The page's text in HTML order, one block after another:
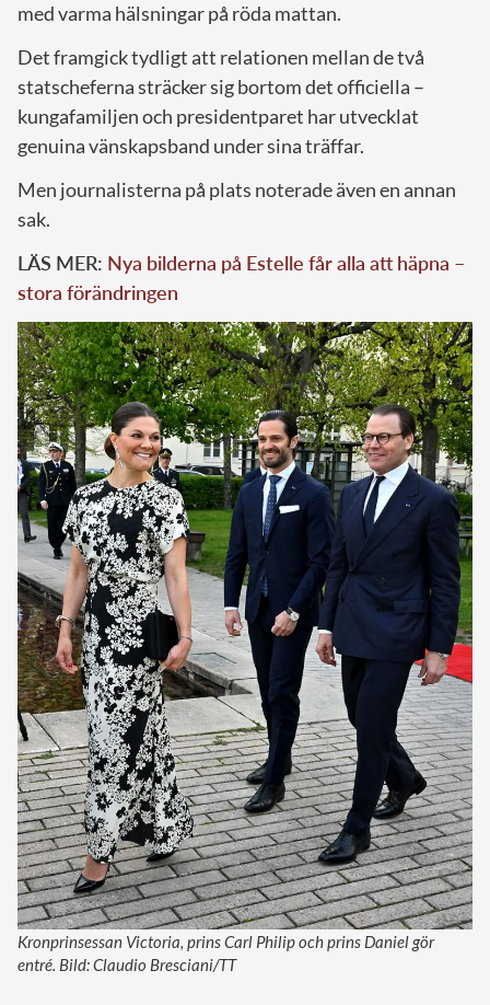
med varma hälsningar på röda mattan.
Det framgick tydligt att relationen mellan de två
statscheferna sträcker sig bortom det officiella –
kungafamiljen och presidentparet har utvecklat
genuina vänskapsband under sina träffar.
Men journalisterna på plats noterade även en annan
sak.
LÄS MER: Nya bilderna på Estelle får alla att häpna –
stora förändringen
Kronprinsessan Victoria, prins Carl Philip och prins Daniel gör
entré. Bild: Claudio Bresciani/TT